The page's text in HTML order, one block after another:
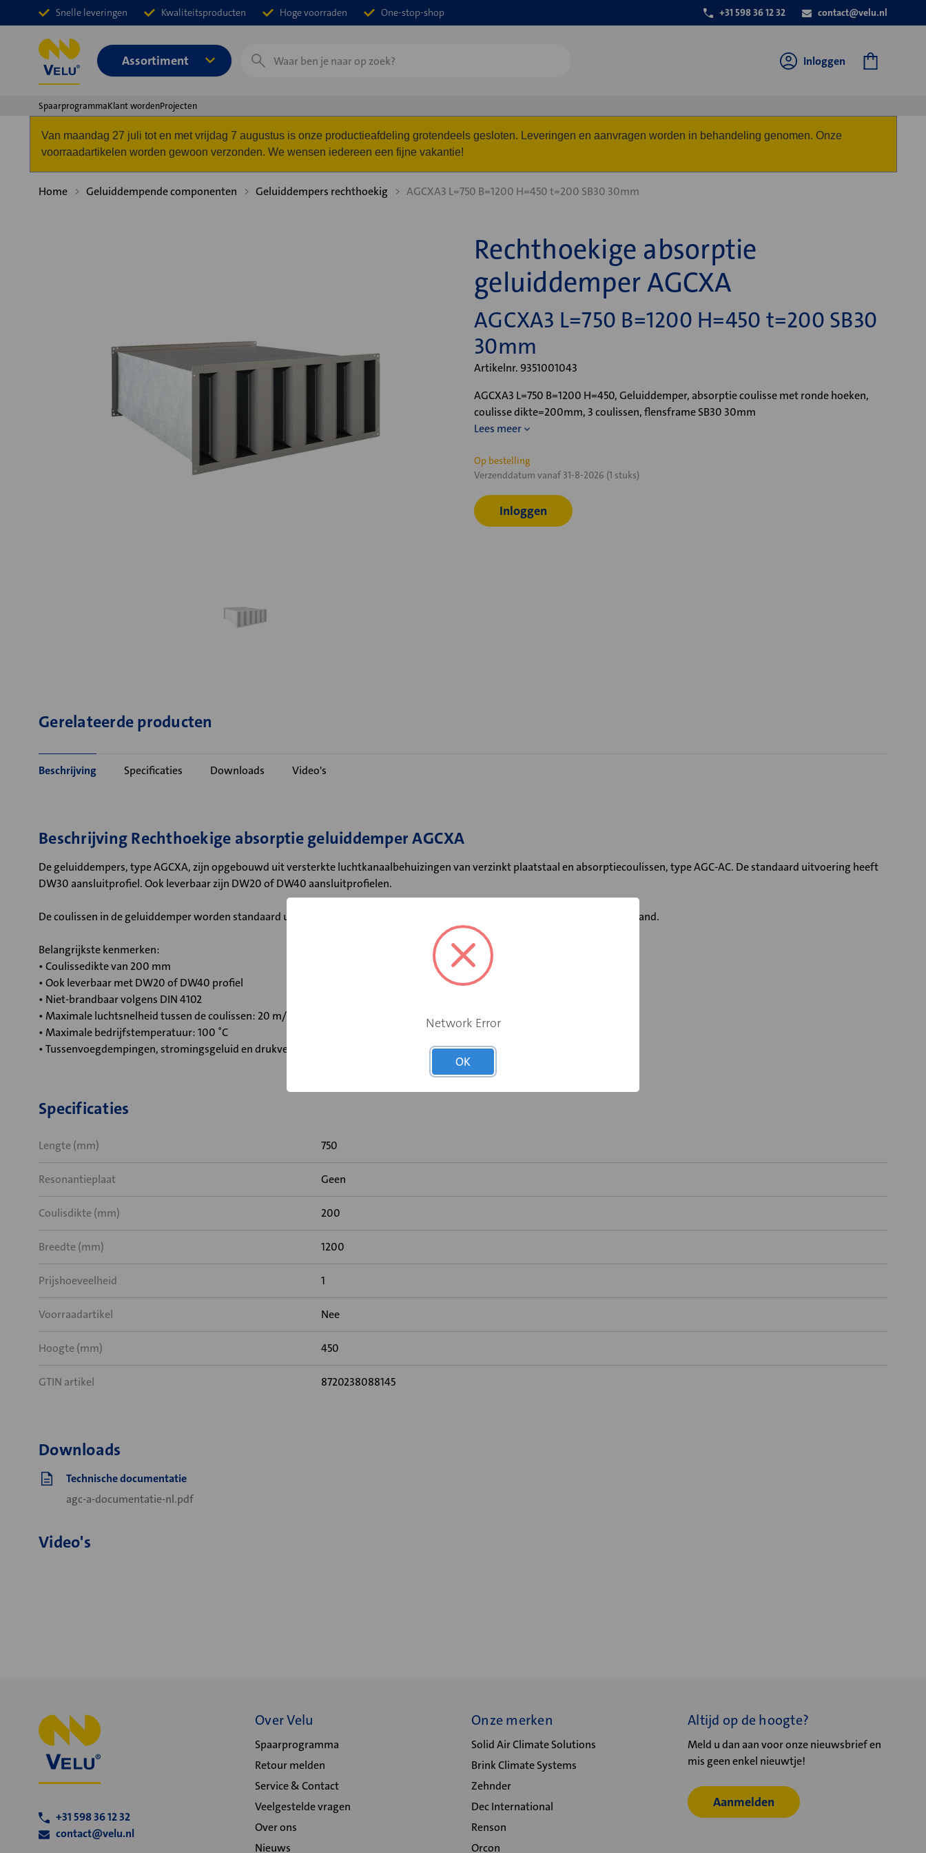
Snelle leveringen Kwaliteitsproducten Hoge voorraden One-stop-shop +31 598 36 12 32 contact@velu.nl
Assortiment
Zoeken
Inloggen
SpaarprogrammaKlant wordenProjecten
Van maandag 27 juli tot en met vrijdag 7 augustus is onze productieafdeling grotendeels gesloten. Leveringen en aanvragen worden in behandeling genomen. Onze
voorraadartikelen worden gewoon verzonden. We wensen iedereen een fijne vakantie!
Home Geluiddempende componenten Geluiddempers rechthoekig AGCXA3 L=750 B=1200 H=450 t=200 SB30 30mm
Rechthoekige absorptie
geluiddemper AGCXA
AGCXA3 L=750 B=1200 H=450 t=200 SB30
30mm
Artikelnr. 9351001043
AGCXA3 L=750 B=1200 H=450, Geluiddemper, absorptie coulisse met ronde hoeken,
coulisse dikte=200mm, 3 coulissen, flensframe SB30 30mm
Lees meer
Huidige
voorraad:
Op bestelling
Verzenddatum vanaf 31-8-2026 (1 stuks)
Inloggen
Gerelateerde producten
Beschrijving Specificaties Downloads Video's
Beschrijving Rechthoekige absorptie geluiddemper AGCXA
De geluiddempers, type AGCXA, zijn opgebouwd uit versterkte luchtkanaalbehuizingen van verzinkt plaatstaal en absorptiecoulissen, type AGC-AC. De standaard uitvoering heeft
DW30 aansluitprofiel. Ook leverbaar zijn DW20 of DW40 aansluitprofielen.
De coulissen in de geluiddemper worden standaard uitgevoerd met afgeronde hoek in verband met minimale stromingsweerstand.
Belangrijkste kenmerken:
• Coulissedikte van 200 mm
• Ook leverbaar met DW20 of DW40 profiel
• Niet-brandbaar volgens DIN 4102
• Maximale luchtsnelheid tussen de coulissen: 20 m/s
• Maximale bedrijfstemperatuur: 100 ˚C
• Tussenvoegdempingen, stromingsgeluid en drukverlies gemeten volgens DIN 45646 (ISO 7235)
Specificaties
Lengte (mm) 750
Resonantieplaat Geen
Coulisdikte (mm) 200
Breedte (mm) 1200
Prijshoeveelheid 1
Voorraadartikel Nee
Hoogte (mm) 450
GTIN artikel 8720238088145
Downloads
Technische documentatie
agc-a-documentatie-nl.pdf
Video's
+31 598 36 12 32
contact@velu.nl
Over Velu
Spaarprogramma
Retour melden
Service & Contact
Veelgestelde vragen
Over ons
Nieuws
Onze merken
Solid Air Climate Solutions
Brink Climate Systems
Zehnder
Dec International
Renson
Orcon
Altijd op de hoogte?
Meld u dan aan voor onze nieuwsbrief en
mis geen enkel nieuwtje!
Aanmelden
Network Error
OK